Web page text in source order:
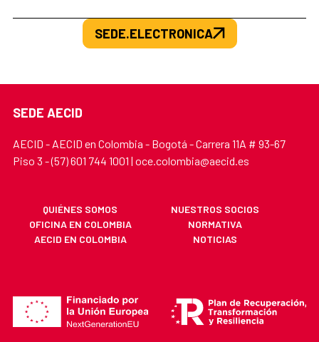
SEDE.ELECTRONICA
SEDE AECID
AECID - AECID en Colombia - Bogotá - Carrera 11A # 93-67
Piso 3 - (57) 601 744 1001 | oce.colombia@aecid.es
QUIÉNES SOMOS
NUESTROS SOCIOS
OFICINA EN COLOMBIA
NORMATIVA
AECID EN COLOMBIA
NOTICIAS